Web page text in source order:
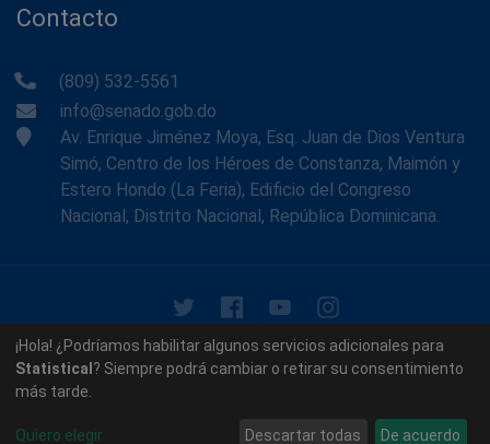
Contacto
(809) 532-5561
info@senado.gob.do
Av. Enrique Jiménez Moya, Esq. Juan de Dios Ventura
Simó, Centro de los Héroes de Constanza, Maimón y
Estero Hondo (La Feria), Edificio del Congreso
Nacional, Distrito Nacional, República Dominicana.
© 2026 - Memoria Histórica del Senado de la República
Dominicana. Todos los derechos reservados.
¡Hola! ¿Podríamos habilitar algunos servicios adicionales para
Statistical ? Siempre podrá cambiar o retirar su consentimiento
más tarde.
Quiero elegir Descartar todas De acuerdo